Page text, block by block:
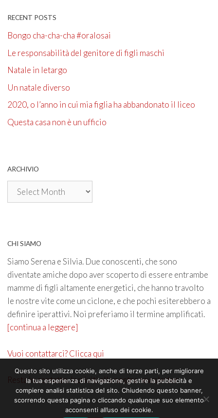
RECENT POSTS
Bongo cha-cha-cha #oralosai
Le responsabilità del genitore di figli maschi
Natale in letargo
Un natale diverso
2020, o l’anno in cui mia figlia ha abbandonato il liceo
Questa casa non è un ufficio
ARCHIVIO
Archivio
CHI SIAMO
Siamo Serena e Silvia. Due conoscenti, che sono
diventate amiche dopo aver scoperto di essere entrambe
mamme di figli altamente energetici, che hanno travolto
le nostre vite come un ciclone, e che pochi esiterebbero a
definire iperattivi. Noi preferiamo il termine amplificati.
[continua a leggere]
Vuoi contattarci? Clicca qui
Resta in contatto. Iscriviti alla nostra newsletter
Questo sito utilizza cookie, anche di terze parti, per migliorare
la tua esperienza di navigazione, gestire la pubblicità e
compiere analisi statistica del sito. Chiudendo questo banner,
scorrendo questa pagina o cliccando qualunque suo elemento
acconsenti all’uso dei cookie.